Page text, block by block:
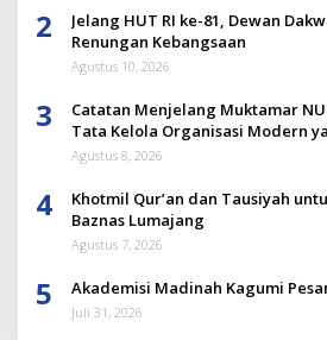
2
Jelang HUT RI ke-81, Dewan
Renungan Kebangsaan
Agustus 10, 2026
3
Catatan Menjelang Muktamar NU
Tata Kelola Organisasi Modern
Dirinya
Agustus 8, 2026
4
Khotmil Qur’an dan Tausiyah
Baznas Lumajang
Agustus 7, 2026
5 Akademisi Madinah Kagumi
Juli 31, 2026